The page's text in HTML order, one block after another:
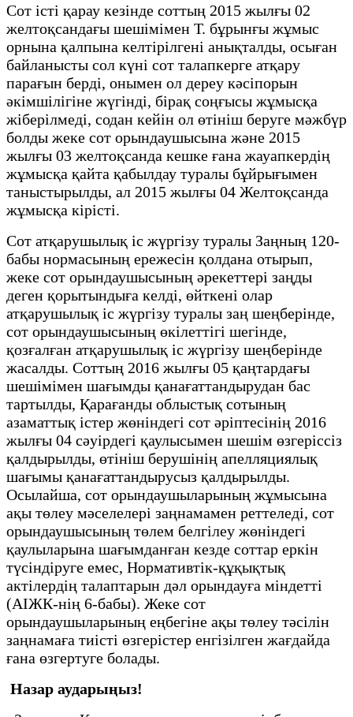
Сот істі қарау кезінде соттың 2015 жылғы 02
желтоқсандағы шешімімен Т. бұрынғы жұмыс
орнына қалпына келтірілгені анықталды, осыған
байланысты сол күні сот талапкерге атқару
парағын берді, онымен ол дереу кәсіпорын
әкімшілігіне жүгінді, бірақ соңғысы жұмысқа
жіберілмеді, содан кейін ол өтініш беруге мәжбүр
болды жеке сот орындаушысына және 2015
жылғы 03 желтоқсанда кешке ғана жауапкердің
жұмысқа қайта қабылдау туралы бұйрығымен
таныстырылды, ал 2015 жылғы 04 Желтоқсанда
жұмысқа кірісті.
Сот атқарушылық іс жүргізу туралы Заңның 120-
бабы нормасының ережесін қолдана отырып,
жеке сот орындаушысының әрекеттері заңды
деген қорытындыға келді, өйткені олар
атқарушылық іс жүргізу туралы заң шеңберінде,
сот орындаушысының өкілеттігі шегінде,
қозғалған атқарушылық іс жүргізу шеңберінде
жасалды. Соттың 2016 жылғы 05 қаңтардағы
шешімімен шағымды қанағаттандырудан бас
тартылды, Қарағанды облыстық сотының
азаматтық істер жөніндегі сот әріптесінің 2016
жылғы 04 сәуірдегі қаулысымен шешім өзгеріссіз
қалдырылды, өтініш берушінің апелляциялық
шағымы қанағаттандырусыз қалдырылды.
Осылайша, сот орындаушыларының жұмысына
ақы төлеу мәселелері заңнамамен реттеледі, сот
орындаушысының төлем белгілеу жөніндегі
қаулыларына шағымданған кезде соттар еркін
түсіндіруге емес, Нормативтік-құқықтық
актілердің талаптарын дәл орындауға міндетті
(АІЖК-нің 6-бабы). Жеке сот
орындаушыларының еңбегіне ақы төлеу тәсілін
заңнамаға тиісті өзгерістер енгізілген жағдайда
ғана өзгертуге болады.
Назар аударыңыз!